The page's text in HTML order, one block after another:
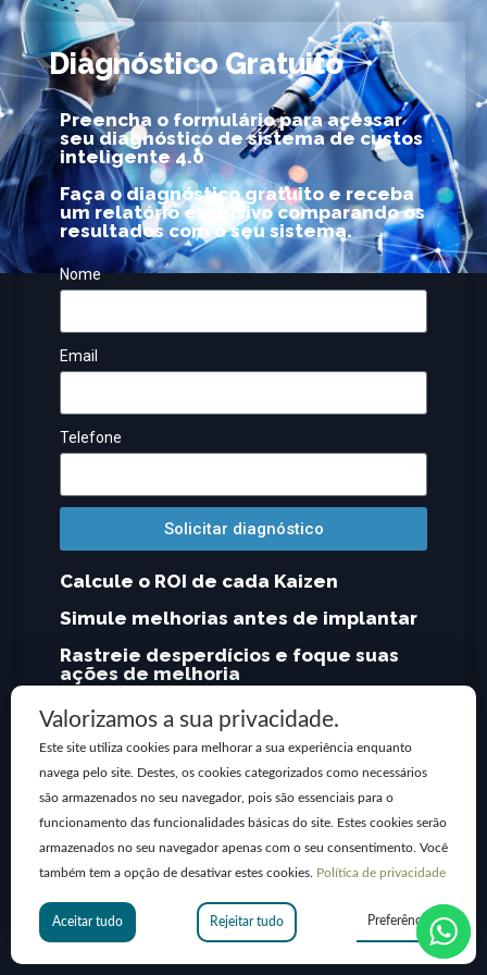
Diagnóstico Gratuito
Preencha o formulário para acessar
seu diagnóstico de sistema de custos
inteligente 4.0
Faça o diagnóstico gratuito e receba
um relatório exclusivo comparando os
resultados com o seu sistema.
Nome
Email
Telefone
Solicitar diagnóstico
Calcule o ROI de cada Kaizen
Simule melhorias antes de implantar
Rastreie desperdícios e foque suas
ações de melhoria
Valorizamos a sua privacidade.
Este site utiliza cookies para melhorar a sua experiência enquanto
navega pelo site. Destes, os cookies categorizados como necessários
são armazenados no seu navegador, pois são essenciais para o
funcionamento das funcionalidades básicas do site. Estes cookies serão
armazenados no seu navegador apenas com o seu consentimento. Você
também tem a opção de desativar estes cookies. Política de privacidade
Aceitar tudo Rejeitar tudo Preferências